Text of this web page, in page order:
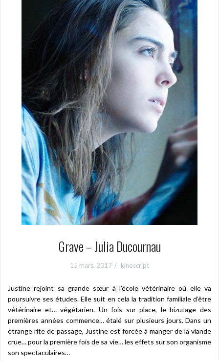
Grave – Julia Ducournau
15 mars, 2017 kinoscript
Justine rejoint sa grande sœur à l’école vétérinaire où elle va
poursuivre ses études. Elle suit en cela la tradition familiale d’être
vétérinaire et… végétarien. Un fois sur place, le bizutage des
premières années commence… étalé sur plusieurs jours. Dans un
étrange rite de passage, Justine est forcée à manger de la viande
crue… pour la première fois de sa vie… les effets sur son organisme
son spectaculaires…